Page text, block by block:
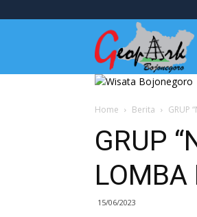
Home Berita GRUP
GRUP
LOMBA
15/06/2023